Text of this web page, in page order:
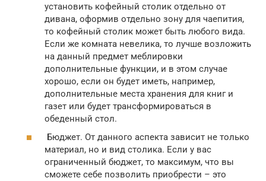
установить кофейный столик отдельно от
дивана, оформив отдельно зону для чаепития,
то кофейный столик может быть любого вида.
Если же комната невелика, то лучше возложить
на данный предмет меблировки
дополнительные функции, и в этом случае
хорошо, если он будет иметь, например,
дополнительные места хранения для книг и
газет или будет трансформироваться в
обеденный стол.
Бюджет. От данного аспекта зависит не только
материал, но и вид столика. Если у вас
ограниченный бюджет, то максимум, что вы
сможете себе позволить приобрести – это